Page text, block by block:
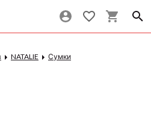
NATALIE Сумки